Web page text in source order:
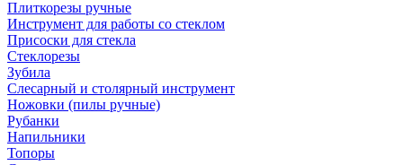
Плиткорезы ручные
Инструмент для работы со стеклом
Присоски для стекла
Стеклорезы
Зубила
Слесарный и столярный инструмент
Ножовки (пилы ручные)
Рубанки
Напильники
Топоры